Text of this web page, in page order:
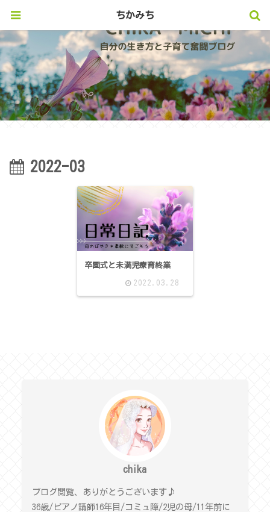
2022-03
卒園式と未満児療育終業
2022.03.28
chika
ブログ閲覧、ありがとうございます♪
36歳/ピアノ講師16年目/コミュ障/2児の母/11年前に
ちかみち